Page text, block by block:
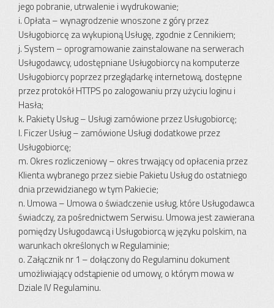
jego pobranie, utrwalenie i wydrukowanie;
i. Opłata – wynagrodzenie wnoszone z góry przez
Usługobiorcę za wykupioną Usługę, zgodnie z Cennikiem;
j. System – oprogramowanie zainstalowane na serwerach
Usługodawcy, udostępniane Usługobiorcy na komputerze
Usługobiorcy poprzez przeglądarkę internetową, dostępne
przez protokół HTTPS po zalogowaniu przy użyciu loginu i
Hasła;
k. Pakiety Usług – Usługi zamówione przez Usługobiorcę;
l. Ficzer Usług – zamówione Usługi dodatkowe przez
Usługobiorcę;
m. Okres rozliczeniowy – okres trwający od opłacenia przez
Klienta wybranego przez siebie Pakietu Usług do ostatniego
dnia przewidzianego w tym Pakiecie;
n. Umowa – Umowa o świadczenie usług, które Usługodawca
świadczy, za pośrednictwem Serwisu. Umowa jest zawierana
pomiędzy Usługodawcą i Usługobiorcą w języku polskim, na
warunkach określonych w Regulaminie;
o. Załącznik nr 1 – dołączony do Regulaminu dokument
umożliwiający odstąpienie od umowy, o którym mowa w
Dziale IV Regulaminu.